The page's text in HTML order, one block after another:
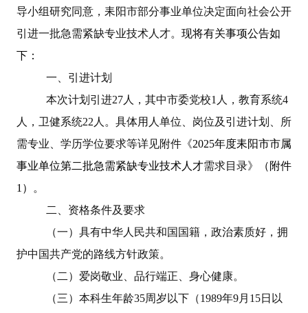
导小组研究同意，耒阳市部分事业单位决定面向社会公开
引进一批急需紧缺专业技术人才。 现将有关事项公告如
下：
一、引进计划
本次计划引进27人，其中市委党校1 人，教育系统4
人，卫健系统22 人。具体用人单位、岗位及引进计划、所
需专业、学历学位要求等详见附件《2025年度耒阳市市属
事业单位第二批急需紧缺专业技术人才需求目录》
（附件
1 ）
。
二、资格条件及要求
（一）具有中华人民共和国国籍，政治素质好，拥
护中国共产党的路线方针政策。
（二）爱岗敬业、品行端正、身心健康。
（三）本科生年龄35周岁以下（1989年9月 15日以